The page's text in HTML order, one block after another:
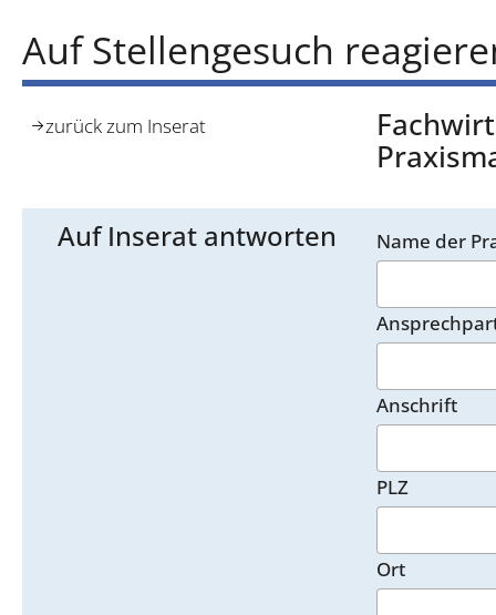
Auf Stellengesuch
zurück zum Inserat
Auf Inserat antworten Name der
Anschrift
PLZ
Ort